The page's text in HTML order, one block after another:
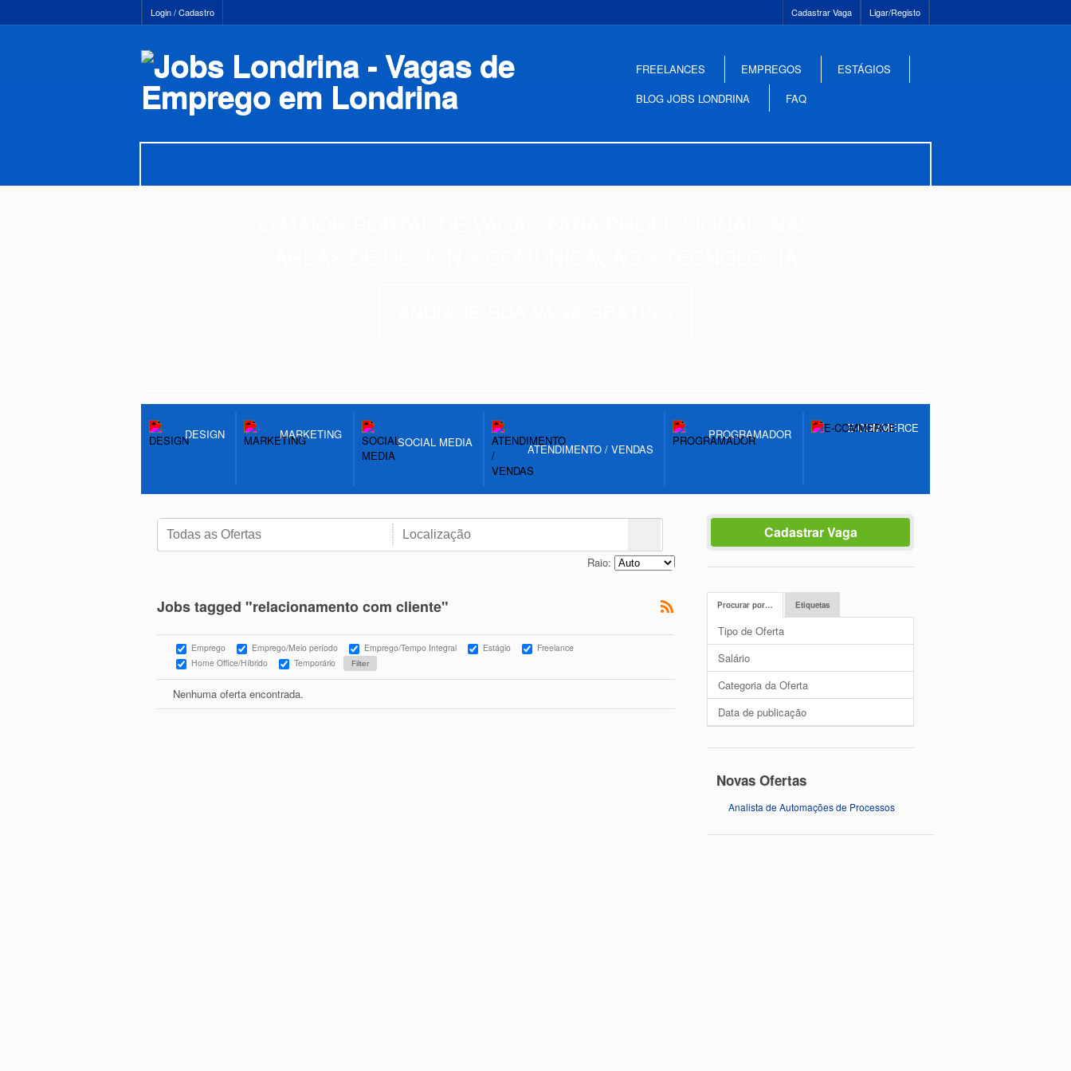
Login / Cadastro Ligar/Registo
Cadastrar Vaga
FREELANCES EMPREGOS
ESTÁGIOS
BLOG JOBS LONDRINA
FAQ
DESIGN MARKETING SOCIAL MEDIA ATENDIMENTO / VENDAS
PROGRAMADOR E-COMMERCE
Raio:
Jobs tagged "relacionamento com cliente"
Emprego Emprego/Meio período Emprego/Tempo Integral Estágio
Freelance
Home Office/Híbrido
Temporário
Nenhuma oferta encontrada.
Cadastrar Vaga
Procurar por… Etiquetas
Tipo de Oferta
Salário
Categoria da Oferta
Data de publicação
Novas Ofertas
Analista de Automações de Processos